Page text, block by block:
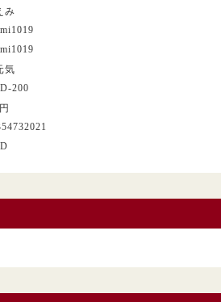
み
気
200